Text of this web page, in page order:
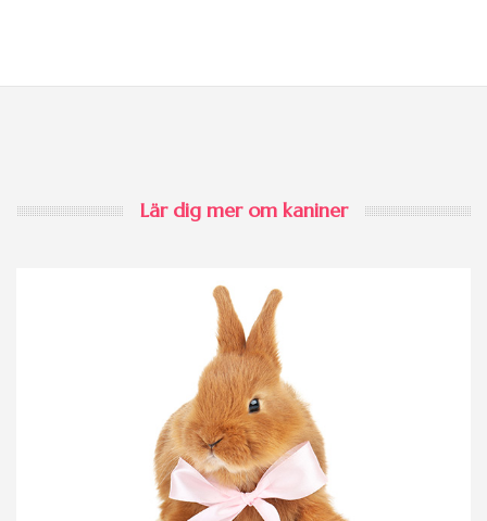
Lär dig mer om kaniner